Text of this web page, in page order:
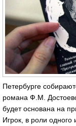
Петербурге
романа Ф.М.
будет основана на
Игрок, в роли одного